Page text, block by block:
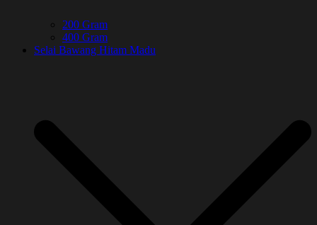
200 Gram
400 Gram
Selai Bawang Hitam Madu